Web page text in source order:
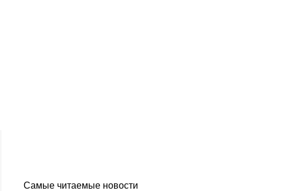
Самые читаемые новости